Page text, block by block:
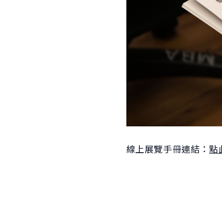
線上展覽手冊連結： 點